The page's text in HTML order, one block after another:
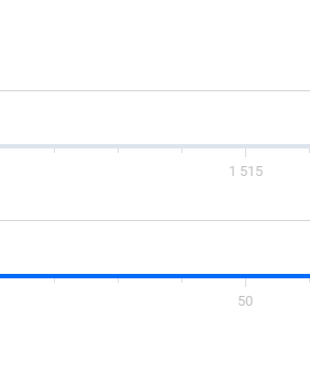
1 515
50